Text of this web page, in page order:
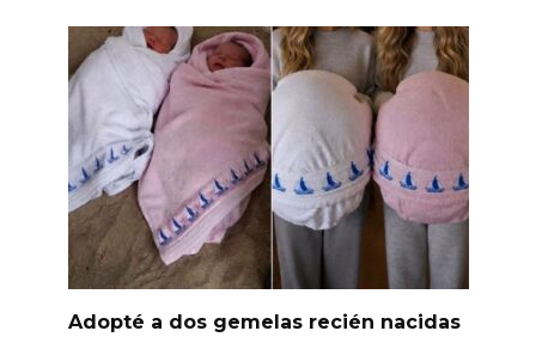
Adopté a dos gemelas recién nacidas